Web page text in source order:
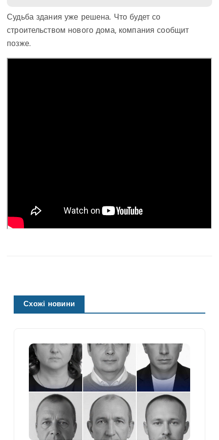
Судьба здания уже решена. Что будет со
строительством нового дома, компания сообщит
позже.
Схожі новини